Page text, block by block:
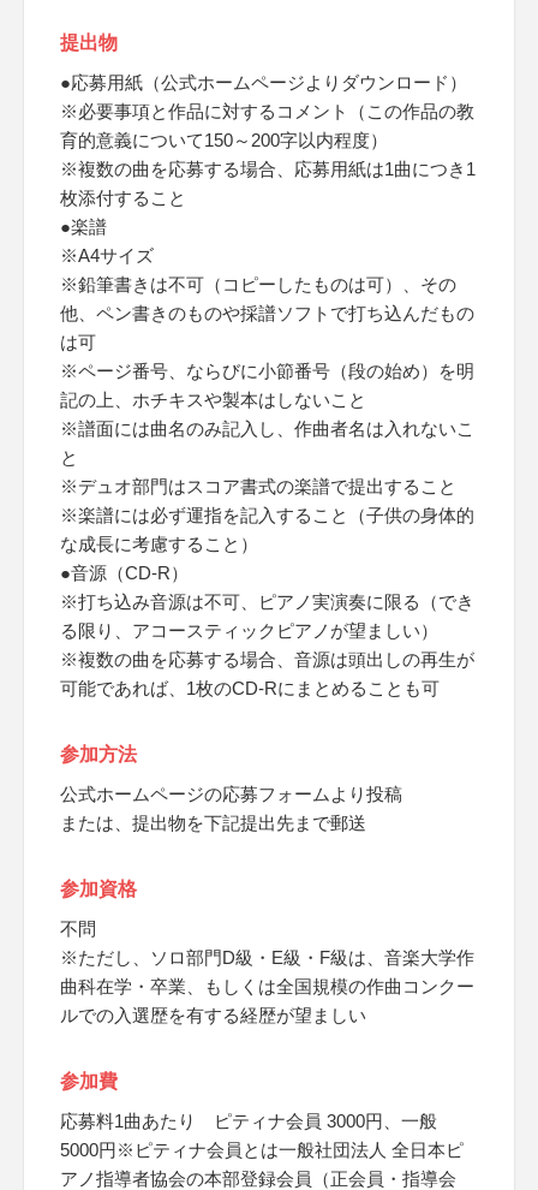
提出物
●応募用紙（公式ホームページよりダウンロード）
※必要事項と作品に対するコメント（この作品の教
育的意義について150～200字以内程度）
※複数の曲を応募する場合、応募用紙は1曲につき1
枚添付すること
●楽譜
※A4サイズ
※鉛筆書きは不可（コピーしたものは可）、その
他、ペン書きのものや採譜ソフトで打ち込んだもの
は可
※ページ番号、ならびに小節番号（段の始め）を明
記の上、ホチキスや製本はしないこと
※譜面には曲名のみ記入し、作曲者名は入れないこ
と
※デュオ部門はスコア書式の楽譜で提出すること
※楽譜には必ず運指を記入すること（子供の身体的
な成長に考慮すること）
●音源（CD-R）
※打ち込み音源は不可、ピアノ実演奏に限る（でき
る限り、アコースティックピアノが望ましい）
※複数の曲を応募する場合、音源は頭出しの再生が
可能であれば、1枚のCD-Rにまとめることも可
参加方法
公式ホームページの応募フォームより投稿
または、提出物を下記提出先まで郵送
参加資格
不問
※ただし、ソロ部門D級・E級・F級は、音楽大学作
曲科在学・卒業、もしくは全国規模の作曲コンクー
ルでの入選歴を有する経歴が望ましい
参加費
応募料1曲あたり ピティナ会員 3000円、一般
5000円※ピティナ会員とは一般社団法人 全日本ピ
アノ指導者協会の本部登録会員（正会員・指導会